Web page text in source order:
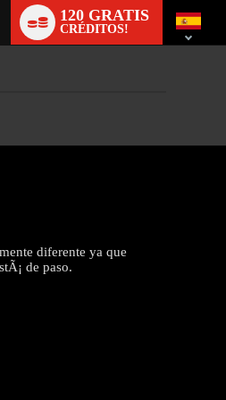
120 GRATIS
CRÉDITOS!
switch
diferente ya que
de paso.